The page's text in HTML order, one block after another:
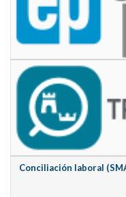
Conciliación laboral